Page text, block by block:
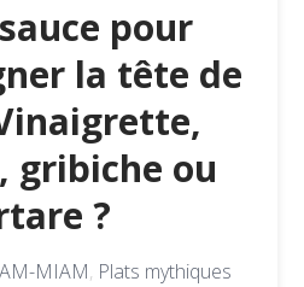
pour
la tête de
gribiche ou
?
MIAM, Plats mythiques